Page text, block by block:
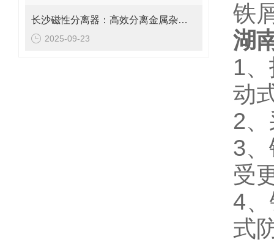
长沙磁性分离器：高效分离金属杂质的理想设备
2025-09-23
铁
湖
1
动
2
3
受
4
式